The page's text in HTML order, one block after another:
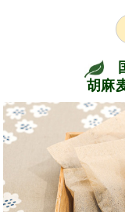
胡麻